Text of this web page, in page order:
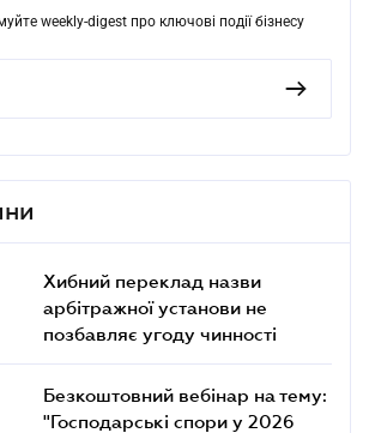
weekly-digest про ключові події бізнесу
Хибний переклад назви
арбітражної установи не
позбавляє угоду чинності
Безкоштовний вебінар на тему:
"Господарські спори у 2026